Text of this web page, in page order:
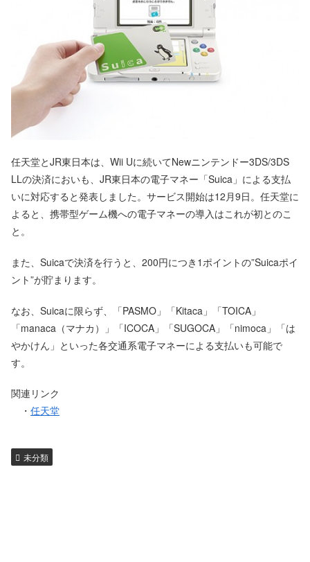
任天堂とJR東日本は、Wii Uに続いてNewニンテンドー3DS/3DS
LLの決済においも、JR東日本の電子マネー「Suica」による支払
いに対応すると発表しました。サービス開始は12月9日。任天堂に
よると、携帯型ゲーム機への電子マネーの導入はこれが初とのこ
と。
また、Suicaで決済を行うと、200円につき1ポイントの”Suicaポイ
ント”が貯まります。
なお、Suicaに限らず、「PASMO」「Kitaca」「TOICA」
「manaca（マナカ）」「ICOCA」「SUGOCA」「nimoca」「は
やかけん」といった各交通系電子マネーによる支払いも可能で
す。
関連リンク
・ 任天堂
未分類